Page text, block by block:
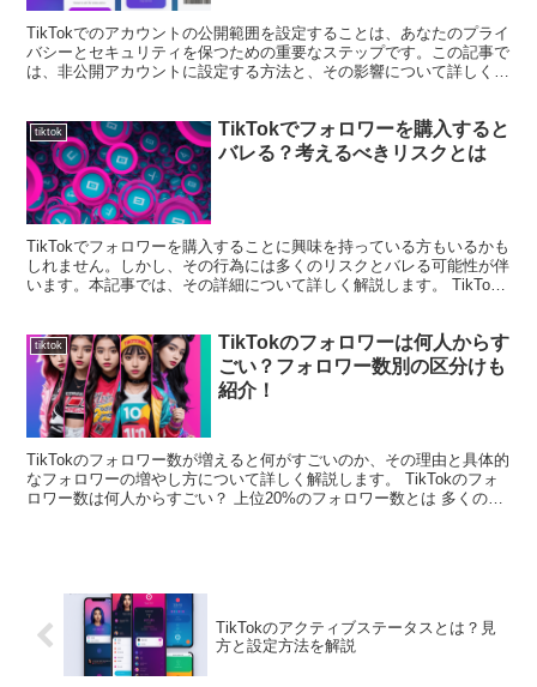
TikTokでのアカウントの公開範囲を設定することは、あなたのプライ
バシーとセキュリティを保つための重要なステップです。この記事で
は、非公開アカウントに設定する方法と、その影響について詳しく解
tiktok
TikTokでフォロワーを購入すると
バレる？考えるべきリスクとは
TikTokでフォロワーを購入することに興味を持っている方もいるかも
しれません。しかし、その行為には多くのリスクとバレる可能性が伴
います。本記事では、その詳細について詳しく解説します。 TikTok
tiktok
TikTokのフォロワーは何人からす
ごい？フォロワー数別の区分けも
紹介！
TikTokのフォロワー数が増えると何がすごいのか、その理由と具体的
なフォロワーの増やし方について詳しく解説します。 TikTokのフォ
ロワー数は何人からすごい？ 上位20%のフォロワー数とは 多くのフ
TikTokのアクティブステータスとは？見
方と設定方法を解説